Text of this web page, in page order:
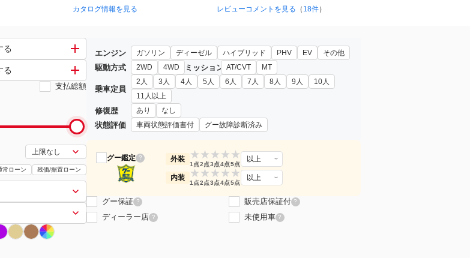
カタログ情報を見る レビューコメントを見る （ 18件）
る
る
支払総額
常ローン 残価/据置ローン
エンジン ガソリン ディーゼル ハイブリッド PHV EV その他
駆動方式 2WD 4WD ミッション AT/CVT MT
乗車定員
2人 3人 4人 5人 6人 7人 8人 9人
10人
11人以上
修復歴 あり なし
状態評価 車両状態評価書付 グー故障診断済み
グー鑑定 ? 外装 ★
1点
★
2点
★
3点
★
4点
★
5点
以上
内装 ★
1点
★
2点
★
3点
★
4点
★
5点
以上
グー保証 ? 販売店保証付 ?
ディーラー店 ? 未使用車 ?